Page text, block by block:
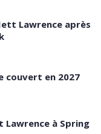
Lawrence après
couvert en 2027
Lawrence à Spring